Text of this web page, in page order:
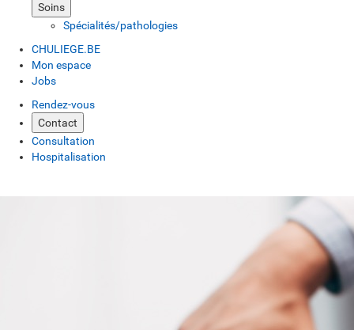
Soins
Spécialités/pathologies
CHULIEGE.BE
Mon espace
Jobs
Rendez-vous
Contact
Consultation
Hospitalisation